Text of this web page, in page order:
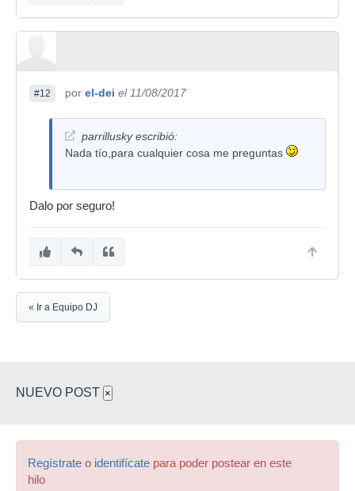
#12 por el-dei el 11/08/2017
parrillusky escribió:
Nada tío,para cualquier cosa me preguntas
Dalo por seguro!
« Ir a Equipo DJ
NUEVO POST ×
Regístrate o identifícate para poder postear en este
hilo